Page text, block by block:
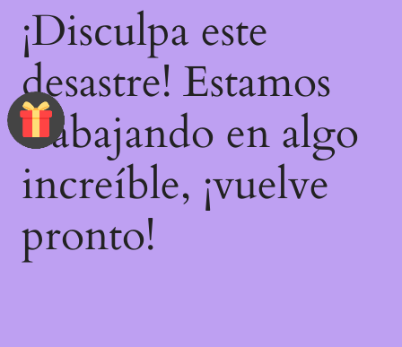
¡Disculpa este
desastre! Estamos
trabajando en algo
increíble, ¡vuelve
pronto!